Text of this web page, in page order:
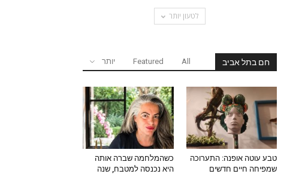
לטעון יותר
חם בתל אביב All
Featured יותר
טבע עוטה אופנה: התערוכה
שמפיחה חיים חדשים
כשהמלחמה שברה אותה
היא נכנסה למטבח, שנה